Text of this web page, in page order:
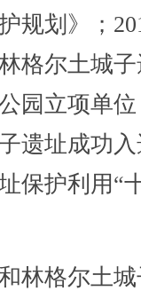
规划》；
格尔土城
园立项单
遗址成功
保护利用“
格尔土城